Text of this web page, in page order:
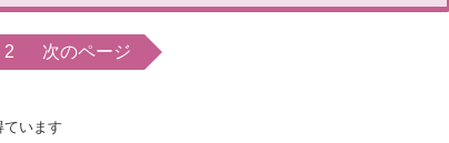
2 次のページ
います